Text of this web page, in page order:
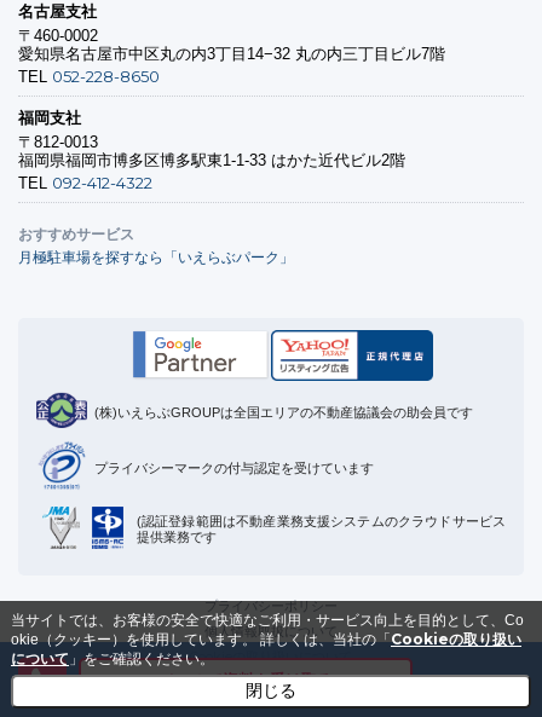
メールで資料を受け取る
名古屋支社
〒460-0002
愛知県名古屋市中区丸の内3丁目14−32 丸の内三丁目ビル7階
TEL 052-228-8650
福岡支社
〒812-0013
福岡県福岡市博多区博多駅東1-1-33 はかた近代ビル2階
TEL 092-412-4322
おすすめサービス
月極駐車場を探すなら「いえらぶパーク」
(株)いえらぶGROUPは全国エリアの不動産協議会の助会員です
プライバシーマークの付与認定を受けています
(認証登録範囲は不動産業務支援システムのクラウドサービス
提供業務です
プライバシーポリシー
個人情報取扱について
Cookieの取り扱いについて
運営会社
当サイトでは、お客様の安全で快適なご利用・サービス向上を目的として、Co
okie（クッキー）を使用しています。詳しくは、当社の「Cookieの取り扱い
について 」をご確認ください。
閉じる